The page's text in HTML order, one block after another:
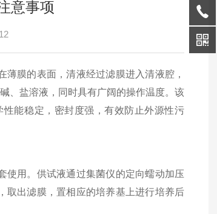
意事项
膜的表面，清液经过滤膜进入清液腔，
、盐溶液，同时具有广阔的操作温度。该
能稳定，密封度强，有效防止外源性污
用。供试液通过集菌仪的定向蠕动加压
取出滤膜，置相应的培养基上进行培养后